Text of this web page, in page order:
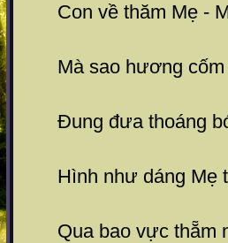
Con về thăm Mẹ -
Mà sao hương
Đung đưa thoáng
Hình như dáng Mẹ
Qua bao vực thẵm